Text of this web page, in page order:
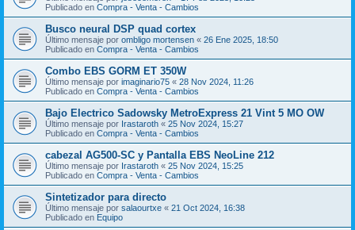
Publicado en Compra - Venta - Cambios
Busco neural DSP quad cortex
Último mensaje por ombligo mortensen « 26 Ene 2025, 18:50
Publicado en Compra - Venta - Cambios
Combo EBS GORM ET 350W
Último mensaje por imaginario75 « 28 Nov 2024, 11:26
Publicado en Compra - Venta - Cambios
Bajo Electrico Sadowsky MetroExpress 21 Vint 5 MO OW
Último mensaje por Irastaroth « 25 Nov 2024, 15:27
Publicado en Compra - Venta - Cambios
cabezal AG500-SC y Pantalla EBS NeoLine 212
Último mensaje por Irastaroth « 25 Nov 2024, 15:25
Publicado en Compra - Venta - Cambios
Sintetizador para directo
Último mensaje por salaourtxe « 21 Oct 2024, 16:38
Publicado en Equipo